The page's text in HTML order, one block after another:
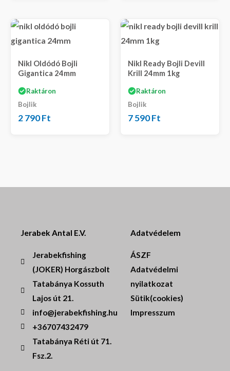
Nikl Oldódó Bojli
Gigantica 24mm
Raktáron
Bojlik
2 790Ft
Nikl Ready Bojli Devill
Krill 24mm 1kg
Raktáron
Bojlik
7 590Ft
Jerabek Antal E.V.
Jerabekfishing
(JOKER) Horgászbolt
Tatabánya Kossuth
Lajos út 21.
info@jerabekfishing.hu
+36707432479
Tatabánya Réti út 71.
Fsz.2.
Adatvédelem
ÁSZF
Adatvédelmi
nyilatkozat
Sütik(cookies)
Impresszum